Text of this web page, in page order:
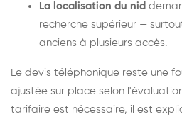
La localisation du nid
recherche supérieur —
anciens à plusieurs accès.
Le devis téléphonique reste une
ajustée sur place selon
tarifaire est nécessaire, il est